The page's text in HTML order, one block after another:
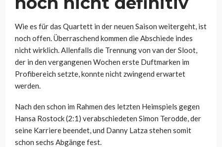
Wie es für das Quartett in der neuen Saison weitergeht, ist
noch offen. Überraschend kommen die Abschiede indes
nicht wirklich. Allenfalls die Trennung von van der Sloot,
der in den vergangenen Wochen erste Duftmarken im
Profibereich setzte, konnte nicht zwingend erwartet
werden.
Nach den schon im Rahmen des letzten Heimspiels gegen
Hansa Rostock (2:1) verabschiedeten Simon Terodde, der
seine Karriere beendet, und Danny Latza stehen somit
schon sechs Abgänge fest.